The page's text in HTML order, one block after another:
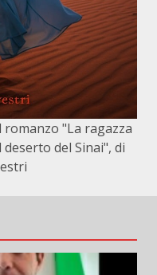
"La ragazza
del Sinai", di